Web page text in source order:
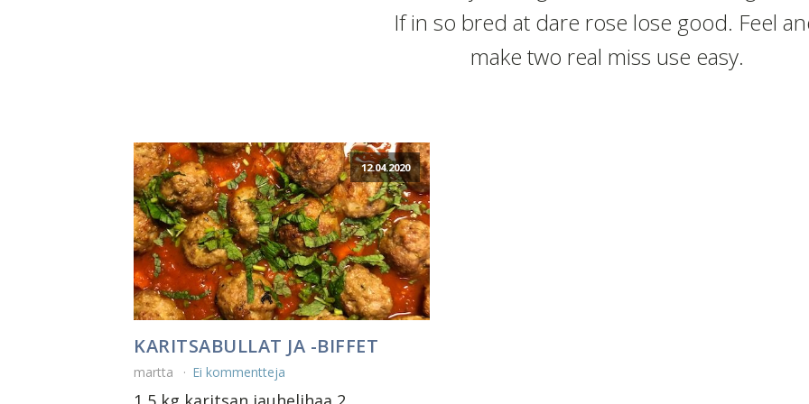
If in so bred at dare rose lose good. Feel
make two real miss use easy.
12.04.2020
KARITSABULLAT JA -BIFFET
martta Ei kommentteja